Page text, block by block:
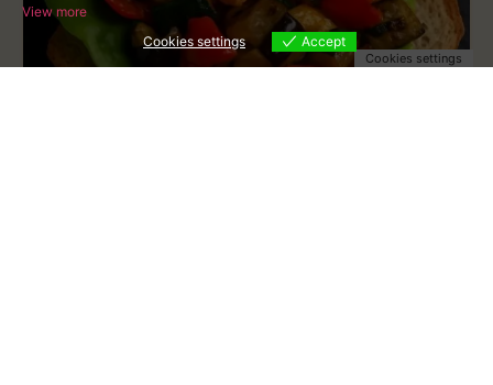
View more
Cookies settings
Accept
Cookies settings